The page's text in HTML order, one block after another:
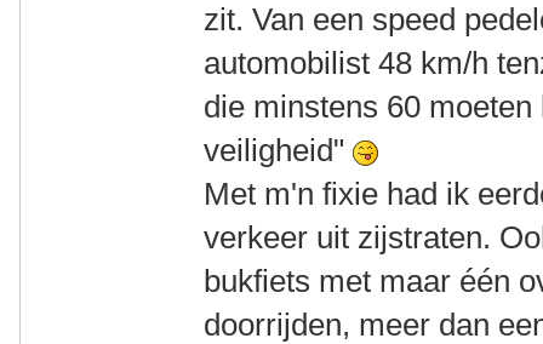
zit. Van een speed
automobilist 48 km/h
die minstens 60
veiligheid"
Met m'n fixie had ik
verkeer uit zijstraten.
bukfiets met maar één
doorrijden, meer dan